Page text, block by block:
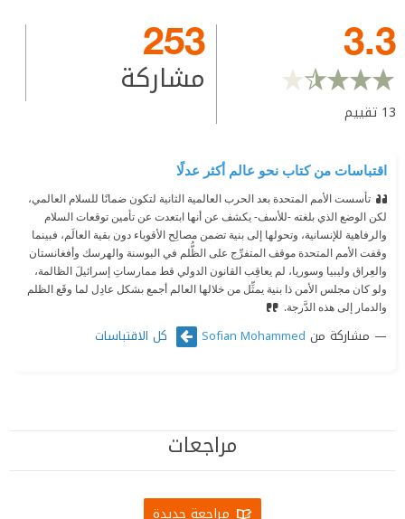
3.3
13 تقييم
253
مشاركة
اقتباسات من كتاب نحو عالم أكثر عدلًا
تأسست الأمم المتحدة بعد الحرب العالمية الثانية لتكون ضمانًا للسلام العالمي،
لكن الوضع الذي بلغته -للأسف- يكشف عن أنها ابتعدت عن تأمين توقعات السلام
والرفاهية للإنسانية، وتحولها إلى بنية تضمن مصالِح الأقوياء دون بقية العالَم، فبينما
وقفت الأمم المتحدة موقف المتفرِّج على الظُّلم في البوسنة والهرسك وأفغانستان
والعِراق وليبيا وسوريا، لم يعاقِب القانون الدولي قط ممارساتِ إسرائيلَ الظالمة،
ولو كان مجلس الأمن ذا بنية يمثِّل من خلالها العالم أجمع بشكل عادِل لما وقَع الظلم
والدمار إلى هذه الدَّرجة.
مشاركة من Sofian Mohammed كل الاقتباسات
مراجعات
مراجعة جديدة